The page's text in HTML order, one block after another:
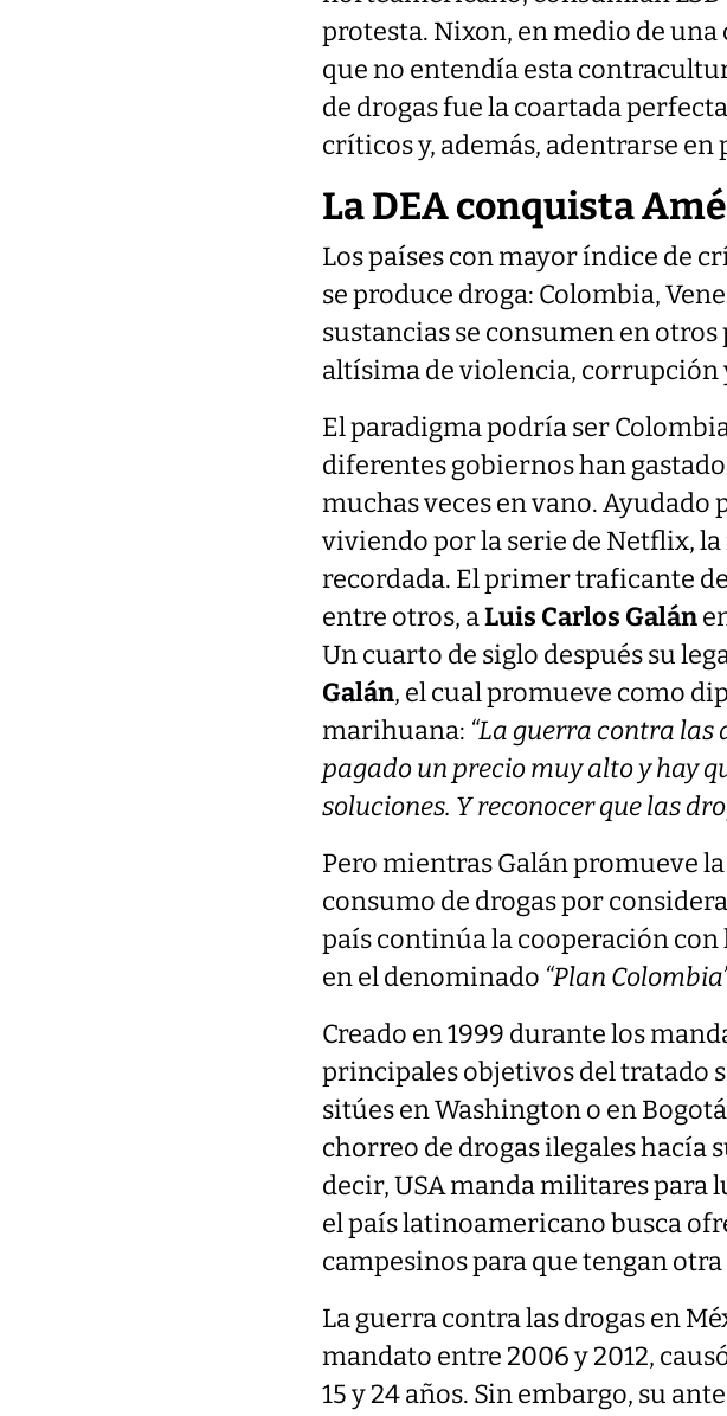
protesta. Nixon, en medio de
que no entendía esta
de drogas fue la coartada
críticos y, además, adentrarse
La DEA conquista
Los países con mayor índice de
se produce droga: Colombia,
sustancias se consumen en otros
altísima de violencia, corrupción
El paradigma podría ser
diferentes gobiernos han
muchas veces en vano. Ayudado
viviendo por la serie de Netflix,
recordada. El primer traficante
entre otros, aLuis Carlos Galán
Un cuarto de siglo después su
Galán, el cual promueve como
marihuana: “La guerra contra las
pagado un precio muy alto y hay
soluciones. Y reconocer que las
Pero mientras Galán promueve
consumo de drogas por
país continúa la cooperación con
en el denominado “Plan
Creado en 1999 durante los
principales objetivos del tratado
sitúes en Washington o en
chorreo de drogas ilegales hacía
decir, USA manda militares
el país latinoamericano busca
campesinos para que tengan
La guerra contra las drogas en
mandato entre 2006 y 2012,
15 y 24 años. Sin embargo, su